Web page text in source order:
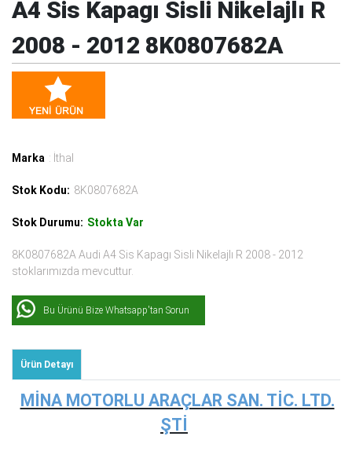
A4 Sis Kapagı Sisli Nikelajlı R
2008 - 2012 8K0807682A
Marka : İthal
Stok Kodu: 8K0807682A
Stok Durumu: Stokta Var
8K0807682A Audi A4 Sis Kapagı Sisli Nikelajlı R 2008 - 2012
stoklarımızda mevcuttur.
Bu Ürünü Bize Whatsapp'tan Sorun
Ürün Detayı
MİNA MOTORLU ARAÇLAR SAN. TİC. LTD.
ŞTİ